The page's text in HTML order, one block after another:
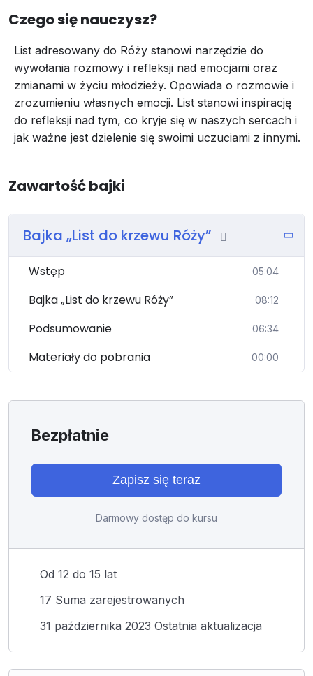
Czego się nauczysz?
List adresowany do Róży stanowi narzędzie do
wywołania rozmowy i refleksji nad emocjami oraz
zmianami w życiu młodzieży. Opowiada o rozmowie i
zrozumieniu własnych emocji. List stanowi inspirację
do refleksji nad tym, co kryje się w naszych sercach i
jak ważne jest dzielenie się swoimi uczuciami z innymi.
Zawartość bajki
Bajka „List do krzewu Róży”
Wstęp 05:04
Bajka „List do krzewu Róży” 08:12
Podsumowanie 06:34
Materiały do pobrania 00:00
Bezpłatnie
Zapisz się teraz
Darmowy dostęp do kursu
Od 12 do 15 lat
17 Suma zarejestrowanych
31 października 2023 Ostatnia aktualizacja